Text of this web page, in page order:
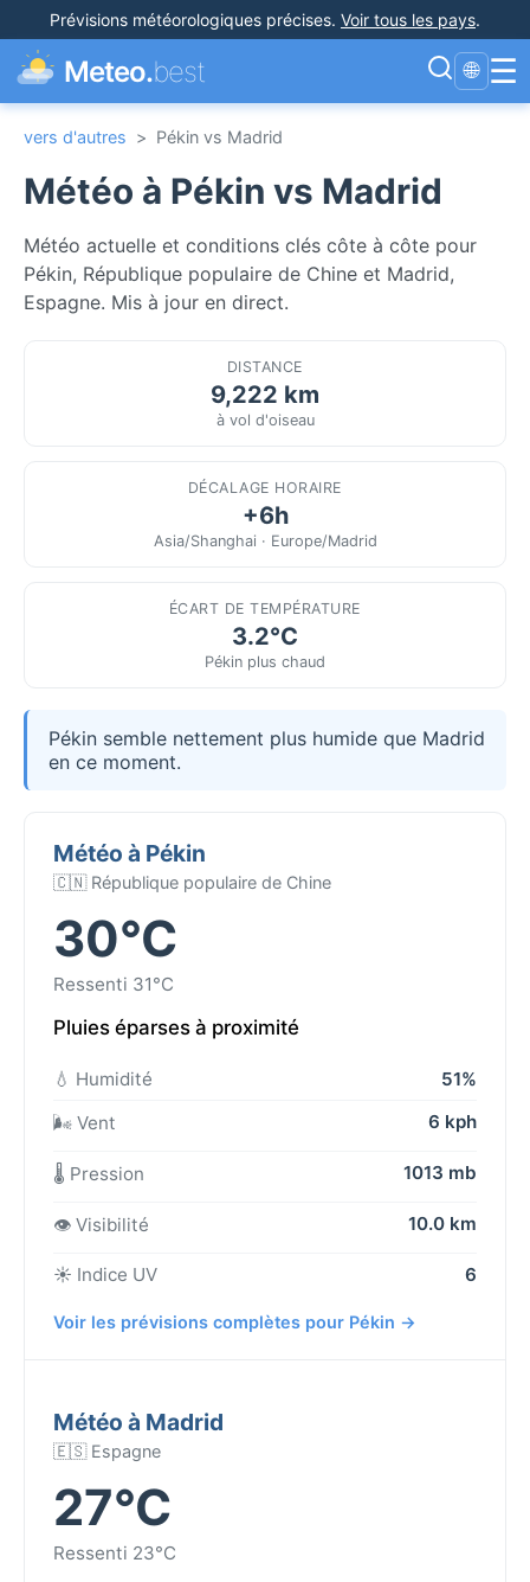
Prévisions météorologiques précises. Voir tous les pays.
Meteo.best 🌐 ☰
vers d'autres > Pékin vs Madrid
Météo à Pékin vs Madrid
Météo actuelle et conditions clés côte à côte pour
Pékin, République populaire de Chine et Madrid,
Espagne. Mis à jour en direct.
DISTANCE
9,222 km
à vol d'oiseau
DÉCALAGE HORAIRE
+6h
Asia/Shanghai · Europe/Madrid
ÉCART DE TEMPÉRATURE
3.2°C
Pékin plus chaud
Pékin semble nettement plus humide que Madrid
en ce moment.
Météo à Pékin
🇨🇳 République populaire de Chine
30°C
Ressenti 31°C
Pluies éparses à proximité
💧 Humidité
51%
🌬️ Vent
6 kph
🌡️ Pression 1013 mb
👁️ Visibilité 10.0 km
☀️ Indice UV 6
Voir les prévisions complètes pour Pékin →
Météo à Madrid
🇪🇸 Espagne
27°C
Ressenti 23°C